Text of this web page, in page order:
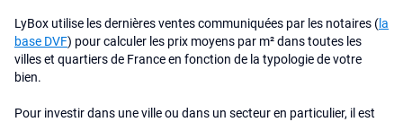
LyBox utilise les dernières ventes communiquées par les notaires (la
base DVF) pour calculer les prix moyens par m² dans toutes les
villes et quartiers de France en fonction de la typologie de votre
bien.
Pour investir dans une ville ou dans un secteur en particulier, il est